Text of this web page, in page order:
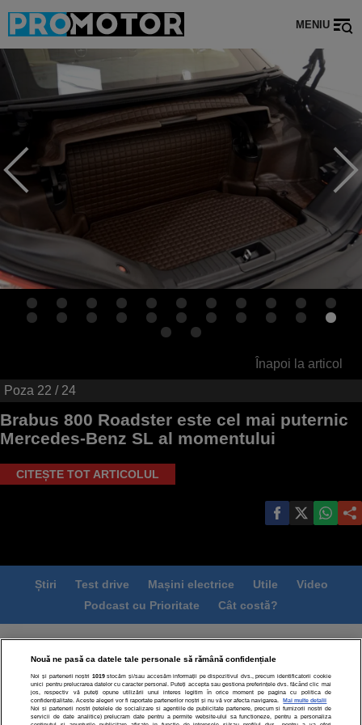
MENIU
Înapoi la articol
Poza 22 / 24
Brabus 800 Roadster este cel mai puternic
Mercedes-Benz SL al momentului
CITEȘTE TOT ARTICOLUL
Știri Test drive Mașini electrice Utile
Video
Podcast cu Prioritate
Cât costă?
Termeni si conditii
Politica de confidentialitate
Politica de cookies
Echipa editorială
Modifică Setările
Nouă ne pasă ca datele tale personale să rămână confidențiale
Noi și partenerii noștri 1019stocăm și/sau accesăm informații pe dispozitivul dvs., precum identificatorii cookie
unici pentru prelucrarea datelor cu caracter personal. Puteți accepta sau gestiona preferințele dvs. făcând clic mai
jos, respectiv vă puteți opune utilizării unui interes legitim în orice moment pe pagina cu politica de
confidențialitate. Aceste alegeri vor fi raportate partenerilor noștri și nu vă vor afecta navigarea.
Mai multe detalii
Noi si partenerii nostri (retelele de socializare si agentiile de publicitate partenere, precum si furnizorii nostri de
servicii de date analitice) prelucram date pentru a permite website-ului sa functioneze, pentru a personaliza